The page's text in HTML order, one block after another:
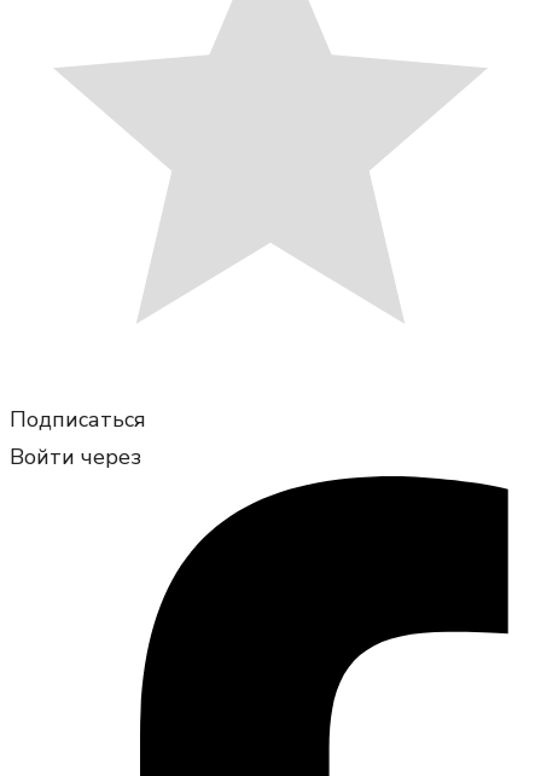
Подписаться
Войти через